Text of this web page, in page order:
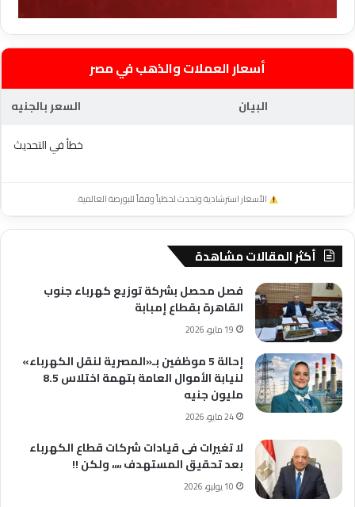
أسعار العملات والذهب في مصر
البيان
السعر بالجنيه
خطأ في التحديث
الأسعار استرشادية وتحدث لحظياً وفقاً للبورصة العالمية.
أكثر المقالات مشاهدة
فصل محصل بشركة توزيع كهرباء جنوب
القاهرة بقطاع إمبابة
19 مايو، 2026
إحالة 5 موظفين بـ«المصرية لنقل الكهرباء»
لنيابة الأموال العامة بتهمة اختلاس 8.5
مليون جنيه
24 مايو، 2026
لا تغيرات فى قيادات شركات قطاع الكهرباء
بعد تحقيق المستهدف ،،،، ولكن !!
10 يوليو، 2026